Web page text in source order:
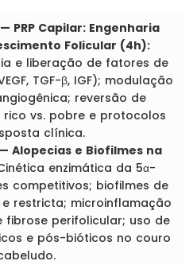
PRP Capilar: Engenharia
Folicular (4h):
e liberação de fatores de
TGF-β, IGF); modulação
reversão de
rico vs. pobre e protocolos
clínica.
Alopecias e Biofilmes na
enzimática da 5α-
competitivos; biofilmes de
restricta; microinflamação
fibrose perifolicular; uso de
e pós-bióticos no couro